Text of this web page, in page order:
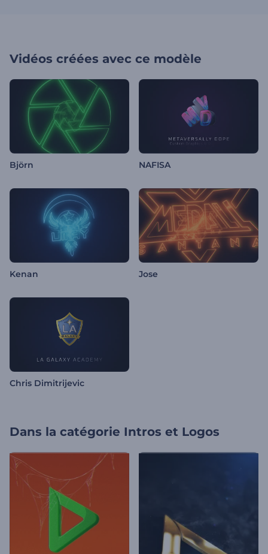
Vidéos créées avec ce modèle
Björn NAFISA
Kenan Jose
Chris Dimitrijevic
Dans la catégorie Intros et Logos